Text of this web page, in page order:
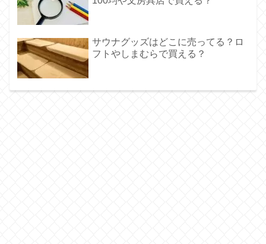
サウナグッズはどこに売ってる？ロ
フトやしまむらで買える？